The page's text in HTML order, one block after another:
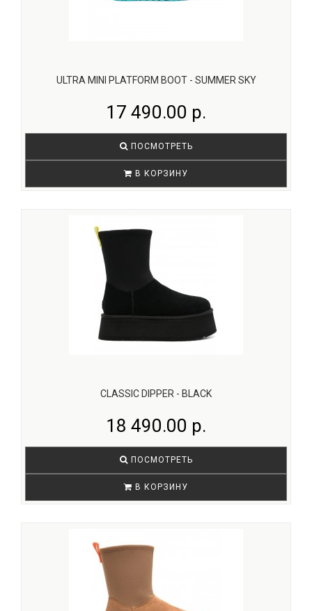
ULTRA MINI PLATFORM BOOT - SUMMER SKY
17 490.00 р.
ПОСМОТРЕТЬ
В КОРЗИНУ
CLASSIC DIPPER - BLACK
18 490.00 р.
ПОСМОТРЕТЬ
В КОРЗИНУ